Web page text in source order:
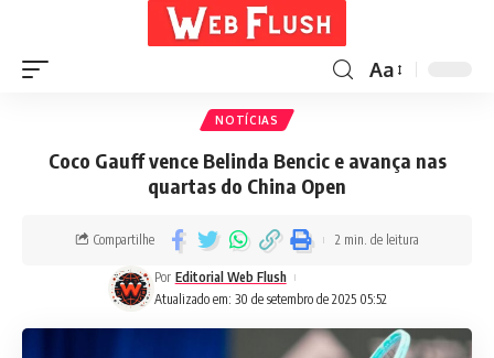
Aa
NOTÍCIAS
Coco Gauff vence Belinda Bencic e avança nas
quartas do China Open
Atualizado em: 30 de setembro de 2025 05:52
Por Editorial Web Flush
Compartilhe 2 min. de leitura